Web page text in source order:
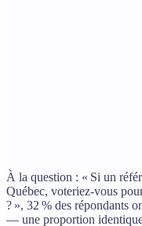
À la question : « Si un
Québec, voteriez-vous
? », 32 % des répondants
— une proportion identique